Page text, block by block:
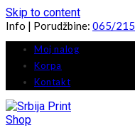
Skip to content
Info | Porudžbine: 065/
Moj nalog
Korpa
Kontakt